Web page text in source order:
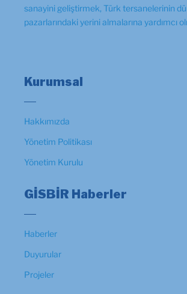
sanayini geliştirmek, Türk tersanelerinin
pazarlarındaki yerini almalarına yardımcı
Kurumsal
Hakkımızda
Yönetim Politikası
Yönetim Kurulu
GİSBİR Haberler
Haberler
Duyurular
Projeler